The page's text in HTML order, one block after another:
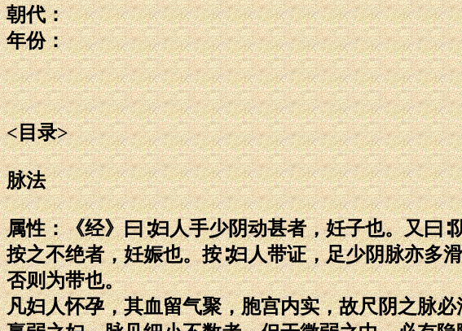
朝代：
年份：
<目录>
脉法
属性：《经》曰∶妇人手少阴动甚者，妊子也。又曰
按之不绝者，妊娠也。按∶妇人带证，足少阴脉亦多
否则为带也。
凡妇人怀孕，其血留气聚，胞宫内实，故尺阴之脉